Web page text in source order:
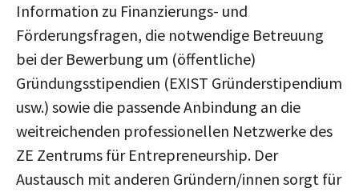
Information zu Finanzierungs- und
Förderungsfragen, die notwendige Betreuung
bei der Bewerbung um (öffentliche)
Gründungsstipendien (EXIST Gründerstipendium
usw.) sowie die passende Anbindung an die
weitreichenden professionellen Netzwerke des
ZE Zentrums für Entrepreneurship. Der
Austausch mit anderen Gründern/innen sorgt für